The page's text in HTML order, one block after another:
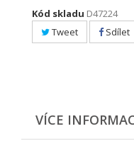
Kód skladu D47224
Tweet
Sdílet
VÍCE